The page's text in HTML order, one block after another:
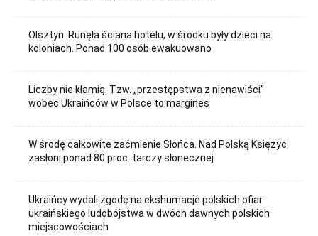
Olsztyn. Runęła ściana hotelu, w środku były dzieci na
koloniach. Ponad 100 osób ewakuowano
Liczby nie kłamią. Tzw. „przestępstwa z nienawiści”
wobec Ukraińców w Polsce to margines
W środę całkowite zaćmienie Słońca. Nad Polską Księżyc
zasłoni ponad 80 proc. tarczy słonecznej
Ukraińcy wydali zgodę na ekshumacje polskich ofiar
ukraińskiego ludobójstwa w dwóch dawnych polskich
miejscowościach